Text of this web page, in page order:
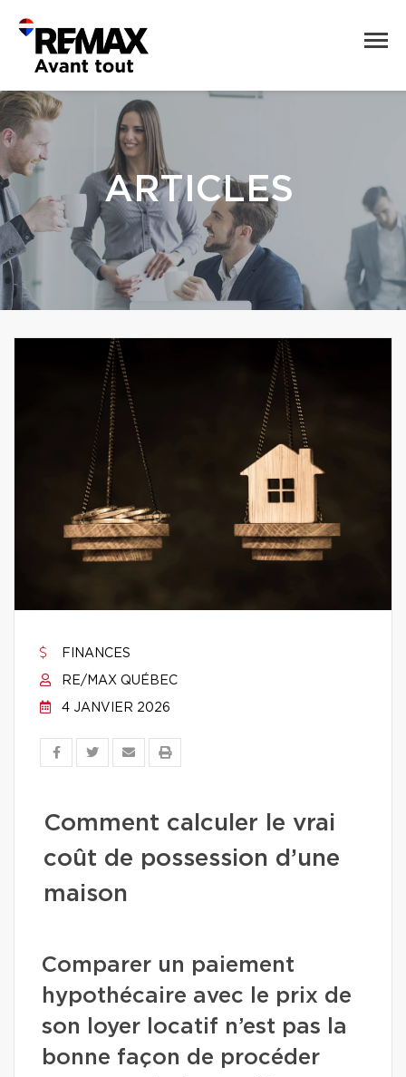
ARTICLES
FINANCES
RE/MAX QUÉBEC
4 JANVIER 2026
Comment calculer le vrai
coût de possession d’une
maison
Comparer un paiement
hypothécaire avec le prix de
son loyer locatif n’est pas la
bonne façon de procéder